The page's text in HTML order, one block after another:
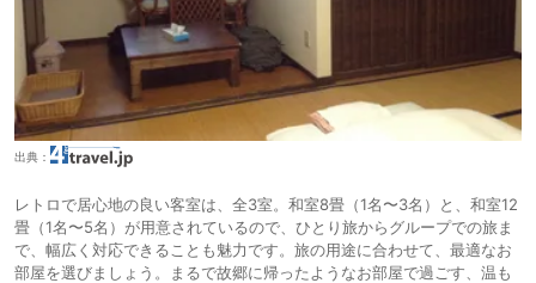
出典：
レトロで居心地の良い客室は、全3室。和室8畳（1名〜3名）と、和室12
畳（1名〜5名）が用意されているので、ひとり旅からグループでの旅ま
で、幅広く対応できることも魅力です。旅の用途に合わせて、最適なお
部屋を選びましょう。まるで故郷に帰ったようなお部屋で過ごす、温も